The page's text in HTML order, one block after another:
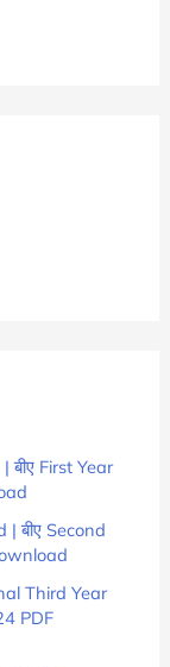
First Year
बीए Second
Third Year
PDF